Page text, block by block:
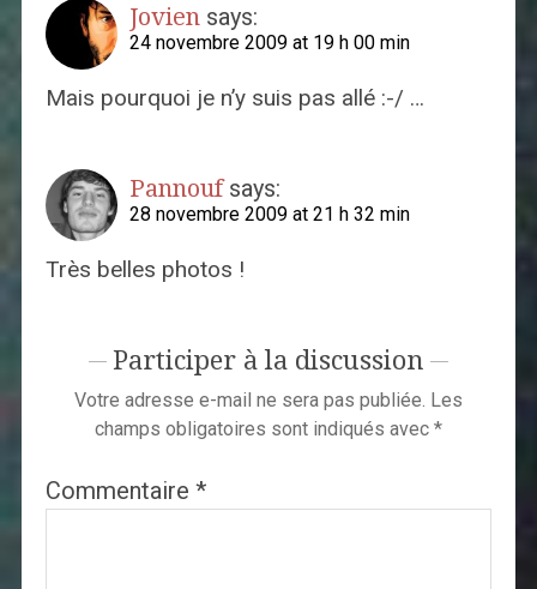
Jovien says:
24 novembre 2009 at 19 h 00 min
Mais pourquoi je n’y suis pas allé :-/ …
Pannouf says:
28 novembre 2009 at 21 h 32 min
Très belles photos !
Participer à la discussion
Votre adresse e-mail ne sera pas publiée. Les
champs obligatoires sont indiqués avec *
Commentaire *